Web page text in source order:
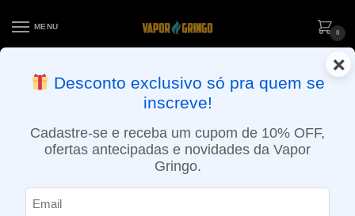
MENU
0
ENTREGA NO MESMO DIA EM SÃO PAULO (SEG A SEX): PEDIDOS
APROVADOS ATÉ 15:30 VIA MOTOBOY
×
Desconto exclusivo só pra quem se
inscreve!
Cadastre-se e receba um cupom de 10% OFF,
ofertas antecipadas e novidades da Vapor
Gringo.